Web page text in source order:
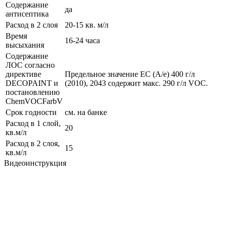
Содержание
антисептика
да
Расход в 2 слоя
20-15 кв. м/л
Время
высыхания
16-24 часа
Содержание
ЛОС согласно
директиве
DECOPAINT и
постановлению
ChemVOCFarbV
Предельное значение ЕС (A/e) 400 г/л
(2010), 2043 содержит макс. 290 г/л VOC.
Срок годности
см. на банке
Расход в 1 слой,
кв.м/л
20
Расход в 2 слоя,
кв.м/л
15
Видеоинструкция